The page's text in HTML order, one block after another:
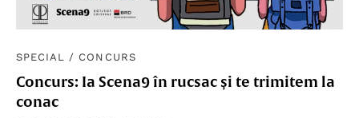
SPECIAL / CONCURS
Concurs: Ia Scena9 în rucsac și te trimitem la
conac